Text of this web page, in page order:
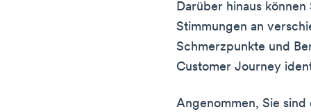
Darüber hinaus
Stimmungen an
Schmerzpunkte und
Customer Journey
Angenommen, Sie